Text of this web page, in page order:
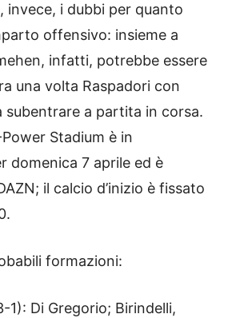
invece, i dubbi per quanto
offensivo: insieme a
infatti, potrebbe essere
una volta Raspadori con
subentrare a partita in corsa.
Stadium è in
domenica 7 aprile ed è
il calcio d’inizio è fissato
formazioni:
1): Di Gregorio; Birindelli,